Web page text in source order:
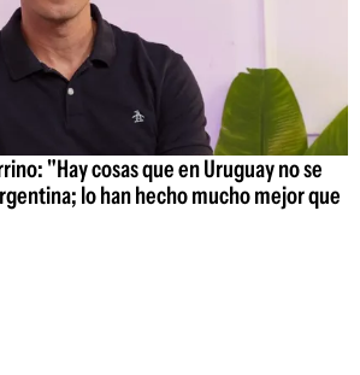
"Hay cosas que en Uruguay no se
lo han hecho mucho mejor que